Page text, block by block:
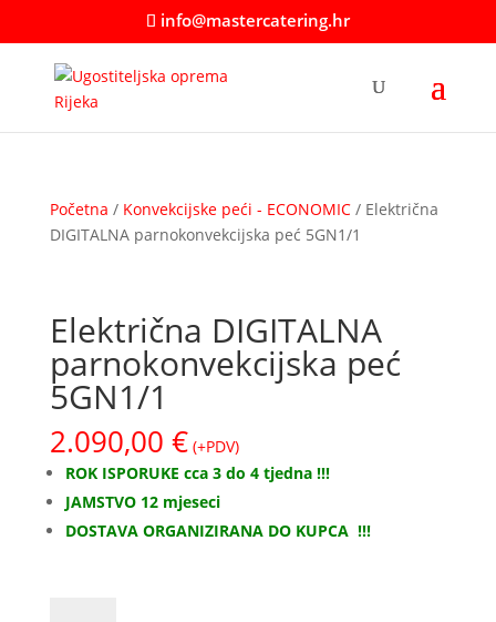
info@mastercatering.hr
Početna / Konvekcijske peći - ECONOMIC/ Električna
DIGITALNA parnokonvekcijska peć 5GN1/1
Električna DIGITALNA
parnokonvekcijska peć
5GN1/1
2.090,00 € (+PDV)
ROK ISPORUKE cca 3 do 4 tjedna !!!
JAMSTVO 12 mjeseci
DOSTAVA ORGANIZIRANA DO KUPCA !!!